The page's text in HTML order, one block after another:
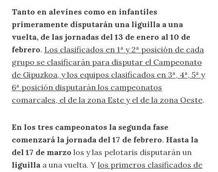
Tanto en alevines como en infantiles
primeramente disputarán una liguilla a una
vuelta, de las jornadas del 13 de enero al 10 de
febrero. Los clasificados en 1ª y 2ª posición de cada
grupo se clasificarán para disputar el Campeonato
de Gipuzkoa, y los equipos clasificados en 3ª, 4ª, 5ª y
6ª posición disputarán los campeonatos
comarcales, el de la zona Este y el de la zona Oeste.
En los tres campeonatos la segunda fase
comenzará la jornada del 17 de febrero. Hasta la
del 17 de marzo los y las pelotaris disputarán un
liguilla a una vuelta. Y los primeros clasificados de